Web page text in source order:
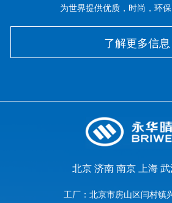
为世界提供优质，时尚，环
了解更多信息
北京济南南京上海武
工厂： 北京市房山区闫村镇